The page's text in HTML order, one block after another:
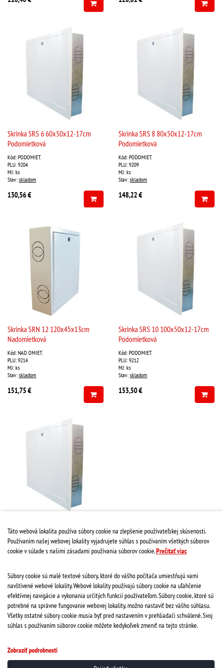
Skrinka SRS 6 60x50x12-17cm
Podomietková
Kód: PODOMIET.
PLU: 9204
MJ: ks
Stav: skladom
130,56 €
Skrinka SRS 8 80x50x12-17cm
Podomietková
Kód: PODOMIET.
PLU: 9209
MJ: ks
Stav: skladom
148,22 €
Skrinka SRN 12 120x45x13cm
Nadomietková
Kód: NAD OMIET.
PLU: 9214
MJ: ks
Stav: skladom
151,75 €
Skrinka SRS 10 100x50x12-17cm
Podomietková
Kód: PODOMIET.
PLU: 9212
MJ: ks
Stav: skladom
153,50 €
Podomietková
Kód: PODOMIET.
PLU: 9213
160,58 €
Získajte viac o MIRAD, s.r.o.
Táto webová lokalita používa súbory cookie na zlepšenie používateľskej skúsenosti.
Používaním našej webovej lokality vyjadrujete súhlas s používaním všetkých súborov
cookie v súlade s našimi zásadami používania súborov cookie.Prečítať viac
Súbory cookie sú malé textové súbory, ktoré do vášho počítača umiestňujú vami
navštívené webové lokality. Webové lokality používajú súbory cookie na uľahčenie
efektívnej navigácie a vykonania určitých funkcií používateľom. Súbory cookie, ktoré sú
potrebné na správne fungovanie webovej lokality, možno nastaviť bez vášho súhlasu.
Všetky ostatné súbory cookie musia byť pred nastavením v prehliadači schválené. Svoj
súhlas s používaním súborov cookie môžete kedykoľvek zmeniť na tejto stránke.
Zobraziť podrobnosti